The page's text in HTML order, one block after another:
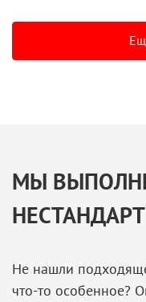
МЫ
Не нашли
что-то особенное?